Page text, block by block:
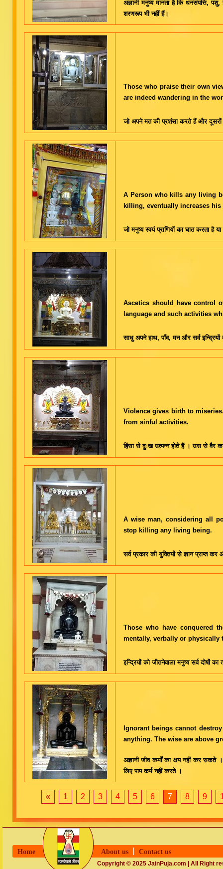
अज्ञानी मनुष्य मानता है कि धनसंपत्ति,
शरणरूप भी नहीं हैं।
Those who praise their own
are indeed wandering in the
जो अपने मत की प्रशंसा करते हैं और दूसरों
A Person who kills any living
killing, eventually increases his
जो मनुष्य स्वयं प्राणियों का घात करता है
Ascetics should have control
language and such activities
साधु अपने हाथ, पाँव, मन और सर्व इन्द्रियों
Violence gives birth to
from sinful activities.
हिंसा से दुःख उत्पन्न होते हैं । उस से वैर
A wise man, considering all
stop killing any living being.
सर्व प्रकार की युक्तियों से ज्ञान प्राप्त
Those who have conquered
mentally, verbally or physically
इन्द्रियों को जीतनेवाला मनुष्य सर्व दोषों
Ignorant beings cannot
anything. The wise are above
अज्ञानी जीव कर्मों का क्षय नहीं कर
लिए पाप कर्म नहीं करते ।
« 1 2 3 4 5 6 7 8 9
Home About us Contact us
Copyright © 2025 JainPuja.com | All Right